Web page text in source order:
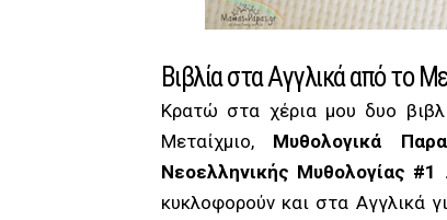
Βιβλία στα Αγγλικά από το
Κρατώ στα χέρια μου δυο
Μεταίχμιο, Μυθολογικά
Νεοελληνικής Μυθολογίας #1
κυκλοφορούν και στα Αγγλικά